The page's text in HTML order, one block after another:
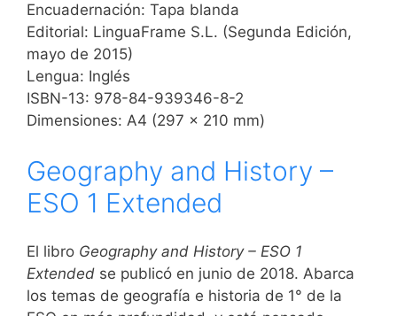
Encuadernación: Tapa blanda
Editorial: LinguaFrame S.L. (Segunda Edición,
mayo de 2015)
Lengua: Inglés
ISBN-13: 978-84-939346-8-2
Dimensiones: A4 (297 x 210 mm)
Geography and History –
ESO 1 Extended
El libro Geography and History – ESO 1
Extended se publicó en junio de 2018. Abarca
los temas de geografía e historia de 1° de la